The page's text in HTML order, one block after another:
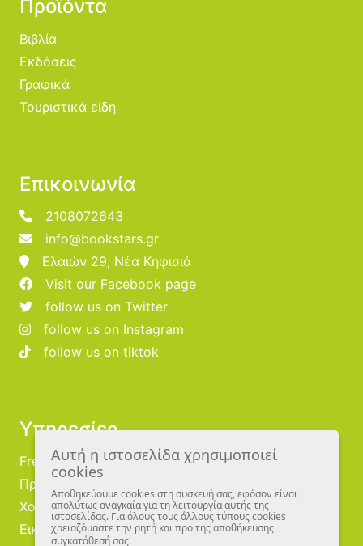
Προϊόντα
Βιβλία
Εκδόσεις
Γραφικά
Τουριστικά είδη
Επικοινωνία
2108072643
info@bookstars.gr
Ελαιών 29, Νέα Κηφισιά
Visit our Facebook page
follow us on Twitter
follow us on Instagram
follow us on tiktok
Υπηρεσίες
Free Publishing
Προμηθευτές
Χονδρική
Εικονογράφοι
Αυτή η ιστοσελίδα χρησιμοποιεί
cookies
Αποθηκεύουμε cookies στη συσκευή σας, εφόσον είναι
απολύτως αναγκαία για τη λειτουργία αυτής της
ιστοσελίδας. Για όλους τους άλλους τύπους cookies
χρειαζόμαστε την ρητή και προ της αποθήκευσης
συγκατάθεσή σας.